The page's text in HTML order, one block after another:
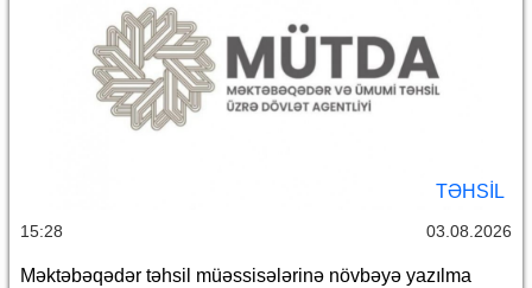
TƏHSIL
15:28 03.08.2026
Məktəbəqədər təhsil müəssisələrinə növbəyə yazılma